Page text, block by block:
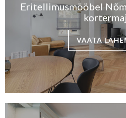
Eritellimusmööbel
VAATA